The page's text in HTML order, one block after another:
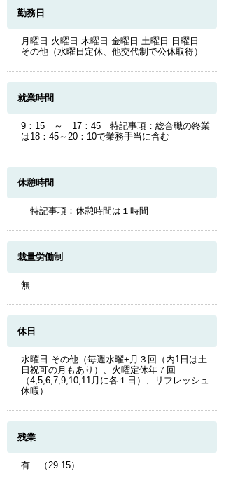
勤務日
月曜日 火曜日 木曜日 金曜日 土曜日 日曜日
その他（水曜日定休、他交代制で公休取得）
就業時間
9：15 ～ 17：45 特記事項：総合職の終業
は18：45～20：10で業務手当に含む
休憩時間
特記事項：休憩時間は１時間
裁量労働制
無
休日
水曜日 その他（毎週水曜+月３回（内1日は土
日祝可の月もあり）、火曜定休年７回
（4,5,6,7,9,10,11月に各１日）、リフレッシュ
休暇）
残業
有 （29.15）